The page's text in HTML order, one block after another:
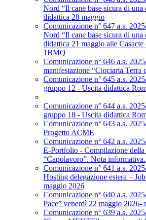
Nord “Il cane base sicura di una
didattica 28 maggio
Comunicazione n° 647 a.s.
Nord “Il cane base sicura di una
didattica 21 maggio alle
1BMQ
Comunicazione n° 646 a.s.
manifestazione “Ciociaria Terra
Comunicazione n° 645 a.s.
gruppo 12 - Uscita didattica
Comunicazione n° 644 a.s.
gruppo 18 - Uscita didattica
Comunicazione n° 643 a.s.
Progetto ACME
Comunicazione n° 642 a.s.
E-Portfolio - Compilazione della
“Capolavoro”. Nota informativa.
Comunicazione n° 641 a.s.
Hosting delegazione estera –
maggio 2026
Comunicazione n° 640 a.s.
Pace” venerdì 22 maggio 2026-
Comunicazione n° 639 a.s.